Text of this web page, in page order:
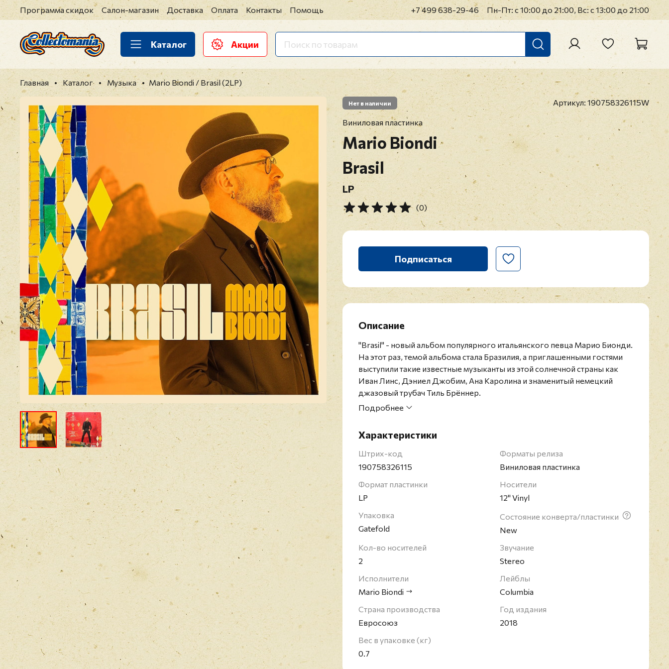
Программа скидок Салон-магазин Доставка Оплата Контакты Помощь +7 499 638-29-46 Пн-Пт: с 10:00 до 21:00, Вс: с 13:00 до 21:00
Каталог Акции
Главная Каталог Музыка Mario Biondi / Brasil (2LP)
Нет в наличии Артикул: 190758326115W
Виниловая пластинка
Mario Biondi
Brasil
LP
(0)
Подписаться
Описание
"Brasil" - новый альбом популярного итальянского певца Марио Бионди.
На этот раз, темой альбома стала Бразилия, а приглашенными гостями
выступили такие известные музыканты из этой солнечной страны как
Иван Линс, Дэниел Джобим, Ана Каролина и знаменитый немецкий
джазовый трубач Тиль Брённер.
Марио Бионди - итальянский певец. Родился в Катании, Италия, сын
Капри, Фреда Бонгусто, Росарио Фиорелло и других в их концертных
турах. После долгой серии выступлений с итальянскими и
международными артистами, а также небольшого производства
Soul". Его глубокий и теплый голос напоминает о великих
интерпретаторах соул, ритмической и блюзовой музыки.
Подробнее
Характеристики
Штрих-код
190758326115
Форматы релиза
Виниловая пластинка
Формат пластинки
LP
Носители
12" Vinyl
Упаковка
Gatefold
Состояние конверта/пластинки
New
Кол-во носителей
2
Звучание
Stereo
Исполнители
Mario Biondi
Лейблы
Columbia
Страна производства
Евросоюз
Год издания
2018
Вес в упаковке (кг)
0.7